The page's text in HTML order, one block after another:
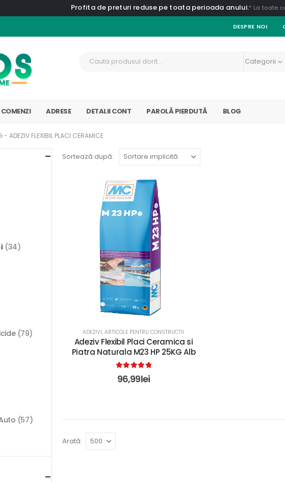
Profita de preturi reduse pe toata perioada anului.* La toate
DESPRE NOI
Categorii
COMENZI ADRESE DETALII CONT PAROLĂ PIERDUTĂ BLOG
- ADEZIV FLEXIBIL PLACI CERAMICE
Sortează după:
ADEZIVI,ARTICOLE PENTRU CONSTRUCTII
Adeziv Flexibil Placi Ceramica si
Piatra Naturala M23 HP 25KG Alb
5.00 out of 5
96,99lei
Arată:
(34)
(79)
(57)